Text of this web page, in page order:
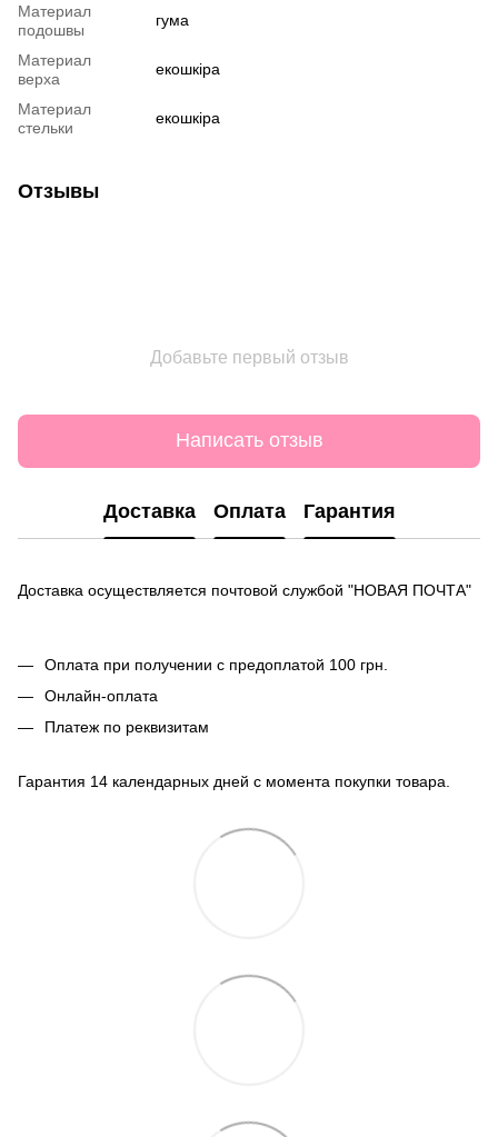
Материал
подошвы
гума
Материал
верха
екошкіра
Материал
стельки
екошкіра
Отзывы
Добавьте первый отзыв
Написать отзыв
Доставка Оплата Гарантия
Доставка осуществляется почтовой службой "НОВАЯ ПОЧТА"
Оплата при получении с предоплатой 100 грн.
Онлайн-оплата
Платеж по реквизитам
Гарантия 14 календарных дней с момента покупки товара.